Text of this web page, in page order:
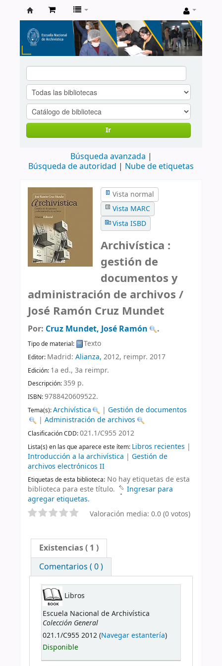
Catálogo
de
Biblioteca
ENA
Ir
Búsqueda avanzada
Búsqueda de autoridad
Nube de etiquetas
Vista normal
Vista MARC
Vista ISBD
Archivística :
gestión de
documentos y
administración de archivos /
José Ramón Cruz Mundet
Por: Cruz Mundet, José Ramón .
Tipo de material: Texto
Editor: Madrid: Alianza, 2012, reimpr. 2017
Edición: 1a ed., 3a reimpr.
Descripción:359 p.
ISBN:9788420609522.
Tema(s):Archivística |Gestión de documentos
|Administración de archivos
Clasificación CDD:021.1/C955 2012
Lista(s) en las que aparece este ítem: Libros recientes |
Introducción a la archivística | Gestión de
archivos electrónicos II
Etiquetas de esta biblioteca: No hay etiquetas de esta
biblioteca para este título.
Ingresar para
agregar etiquetas.
Valoración media: 0.0 (0 votos)
Existencias( 1 )
Comentarios ( 0 )
Libros
Escuela Nacional de Archivística
Colección General
021.1/C955 2012 (Navegar estantería)
Disponible